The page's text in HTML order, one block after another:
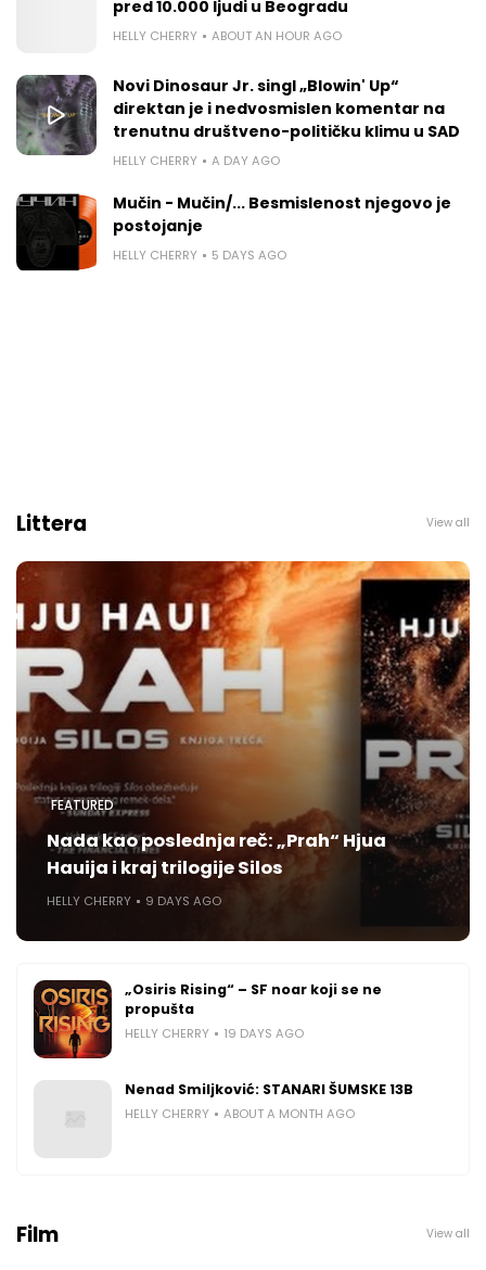
pred 10.000 ljudi u Beogradu
HELLY CHERRY ABOUT AN HOUR AGO
Novi Dinosaur Jr. singl „Blowin' Up“
direktan je i nedvosmislen komentar na
trenutnu društveno-političku klimu u SAD
HELLY CHERRY A DAY AGO
Mučin - Mučin/... Besmislenost njegovo je
postojanje
HELLY CHERRY 5 DAYS AGO
Littera View all
FEATURED
Nada kao poslednja reč: „Prah“ Hjua
Hauija i kraj trilogije Silos
HELLY CHERRY 9 DAYS AGO
„Osiris Rising“ – SF noar koji se ne
propušta
HELLY CHERRY 19 DAYS AGO
Nenad Smiljković: STANARI ŠUMSKE 13B
HELLY CHERRY ABOUT A MONTH AGO
Film View all